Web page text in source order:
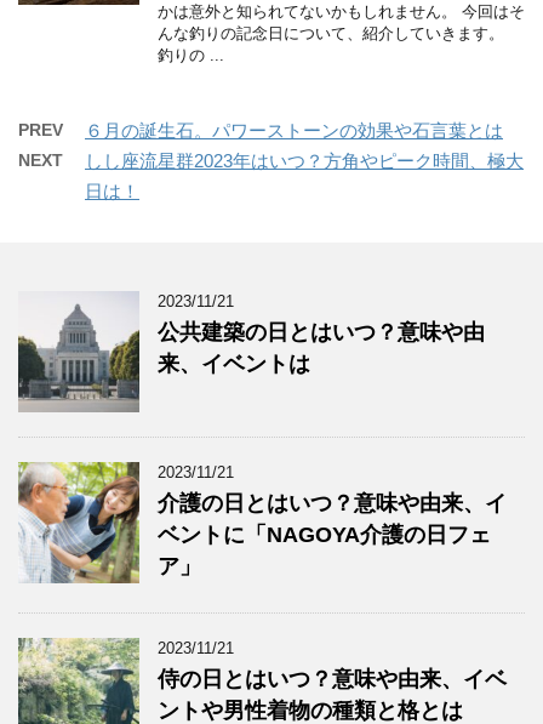
かは意外と知られてないかもしれません。 今回はそ
んな釣りの記念日について、紹介していきます。
釣りの ...
PREV ６月の誕生石。パワーストーンの効果や石言葉とは
NEXT
しし座流星群2023年はいつ？方角やピーク時間、極大
日は！
2023/11/21
公共建築の日とはいつ？意味や由
来、イベントは
2023/11/21
介護の日とはいつ？意味や由来、イ
ベントに「NAGOYA介護の日フェ
ア」
2023/11/21
侍の日とはいつ？意味や由来、イベ
ントや男性着物の種類と格とは